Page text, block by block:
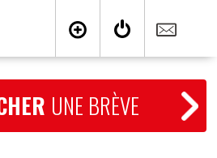
UNE BRÈVE